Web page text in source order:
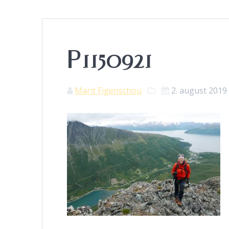
P1150921
Marit Figenschou 2. august 2019